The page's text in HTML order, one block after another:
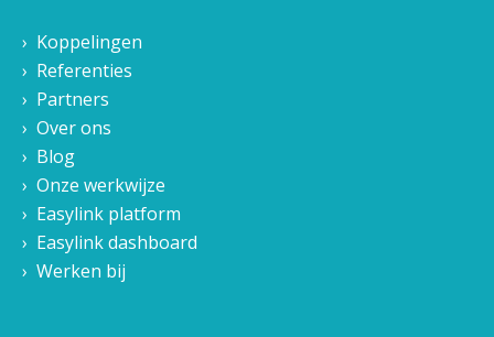
Koppelingen
Referenties
Partners
Over ons
Blog
Onze werkwijze
Easylink platform
Easylink dashboard
Werken bij